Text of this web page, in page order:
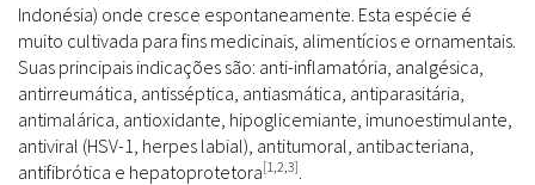
Indonésia) onde cresce espontaneamente. Esta espécie é
muito cultivada para fins medicinais, alimentícios e ornamentais.
Suas principais indicações são: anti-inflamatória, analgésica,
antirreumática, antisséptica, antiasmática, antiparasitária,
antimalárica, antioxidante, hipoglicemiante, imunoestimulante,
antiviral (HSV-1, herpes labial), antitumoral, antibacteriana,
antifibrótica e hepatoprotetora[1,2,3]